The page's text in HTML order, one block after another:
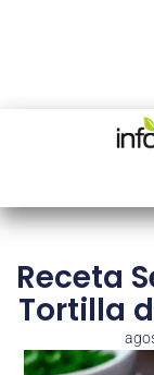
Receta
Tortilla